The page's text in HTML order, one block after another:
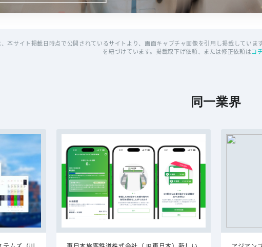
本サイト掲載日時点で公開されているサイトより、画面キャプチャ画像を引用し掲載してい
を紐づけています。掲載取下げ依頼、または修正依頼はコ
同一業界